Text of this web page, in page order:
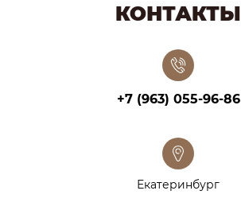
КОНТАКТЫ
+7 (963) 055-96-86
Екатеринбург